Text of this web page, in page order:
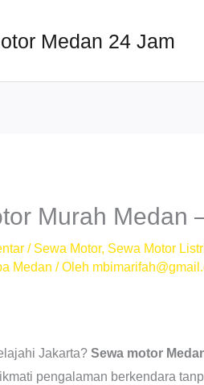
Medan 24 Jam
Murah Medan
/ Sewa Motor, Sewa Motor
Medan / Oleh
Jakarta? Sewa motor
pengalaman berkendara